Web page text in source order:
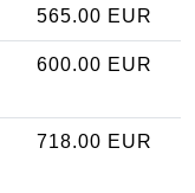
565.00 EUR
600.00 EUR
718.00 EUR